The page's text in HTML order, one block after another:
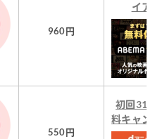
960円
イア
550円
初回31
料キャン